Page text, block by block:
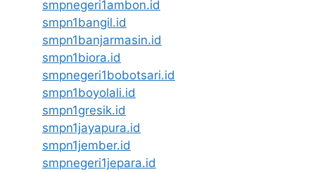
smpnegeri1ambon.id
smpn1bangil.id
smpn1banjarmasin.id
smpn1biora.id
smpnegeri1bobotsari.id
smpn1boyolali.id
smpn1gresik.id
smpn1jayapura.id
smpn1jember.id
smpnegeri1jepara.id